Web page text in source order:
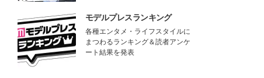
モデルプレスランキング
各種エンタメ・ライフスタイルに
まつわるランキング＆読者アンケ
ート結果を発表